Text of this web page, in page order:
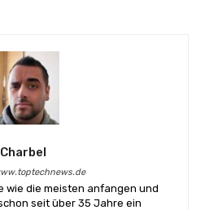
Charbel
wie die meisten anfangen und
seit über 35 Jahre ein